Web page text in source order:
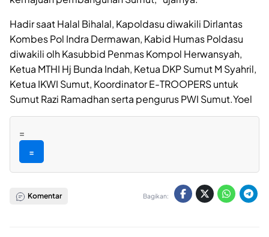
Hadir saat Halal Bihalal, Kapoldasu diwakili Dirlantas
Kombes Pol Indra Dermawan, Kabid Humas Poldasu
diwakili olh Kasubbid Penmas Kompol Herwansyah,
Ketua MTHI Hj Bunda Indah, Ketua DKP Sumut M Syahril,
Ketua IKWI Sumut, Koordinator E-TROOPERS untuk
Sumut Razi Ramadhan serta pengurus PWI Sumut.Yoel
=
=
Komentar Bagikan: